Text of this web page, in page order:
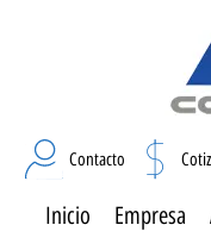
Contacto
Inicio Empresa